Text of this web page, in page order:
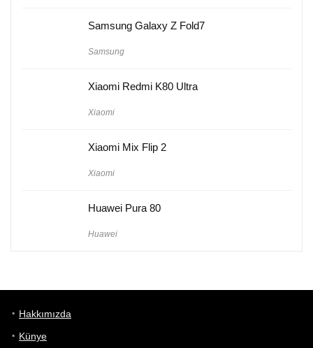
Samsung Galaxy Z Fold7
Samsung
Xiaomi Redmi K80 Ultra
Xiaomi
Xiaomi Mix Flip 2
Xiaomi
Huawei Pura 80
Huawei
Hakkımızda
Künye